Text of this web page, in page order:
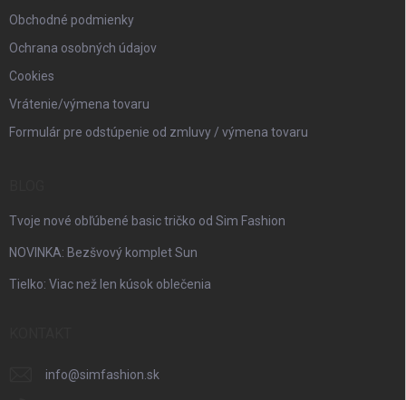
Obchodné podmienky
Ochrana osobných údajov
Cookies
Vrátenie/výmena tovaru
Formulár pre odstúpenie od zmluvy / výmena tovaru
Tvoje nové obľúbené basic tričko od Sim Fashion
NOVINKA: Bezšvový komplet Sun
Tielko: Viac než len kúsok oblečenia
info@simfashion.sk